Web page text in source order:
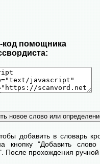
код помощника
добавить в словарь
кнопку "Добавить
После прохождения